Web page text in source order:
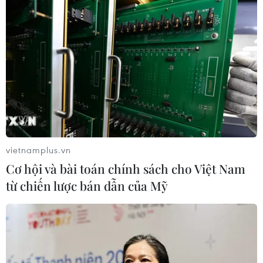
vietnamplus.vn
Cơ hội và bài toán chính sách cho Việt Nam
từ chiến lược bán dẫn của Mỹ